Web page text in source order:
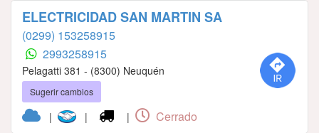
ELECTRICIDAD SAN MARTIN SA
(0299) 153258915
2993258915
Pelagatti 381 - (8300) Neuquén
Sugerir cambios
| | | Cerrado